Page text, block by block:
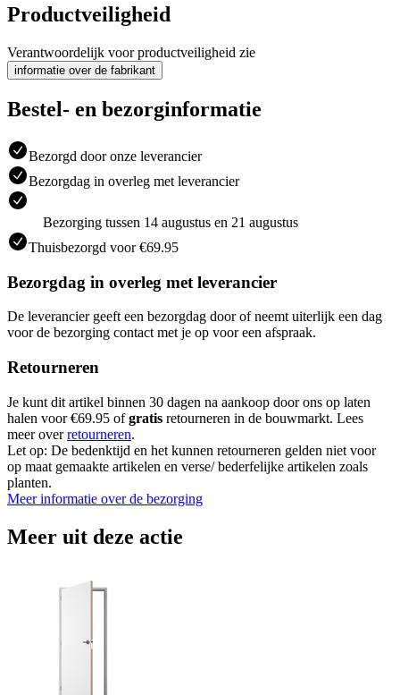
Productveiligheid
Verantwoordelijk voor productveiligheid zie
informatie over de fabrikant
Bestel- en bezorginformatie
Bezorgd door onze leverancier
Bezorgdag in overleg met leverancier
Bezorging tussen 14 augustus en 21 augustus
Thuisbezorgd voor €69.95
Bezorgdag in overleg met leverancier
De leverancier geeft een bezorgdag door of neemt uiterlijk een dag
voor de bezorging contact met je op voor een afspraak.
Retourneren
Je kunt dit artikel binnen 30 dagen na aankoop door ons op laten
halen voor €69.95 ofgratis retourneren in de bouwmarkt. Lees
meer overretourneren.
Let op: De bedenktijd en het kunnen retourneren gelden niet voor
op maat gemaakte artikelen en verse/ bederfelijke artikelen zoals
planten.
Meer informatie over de bezorging
Meer uit deze actie